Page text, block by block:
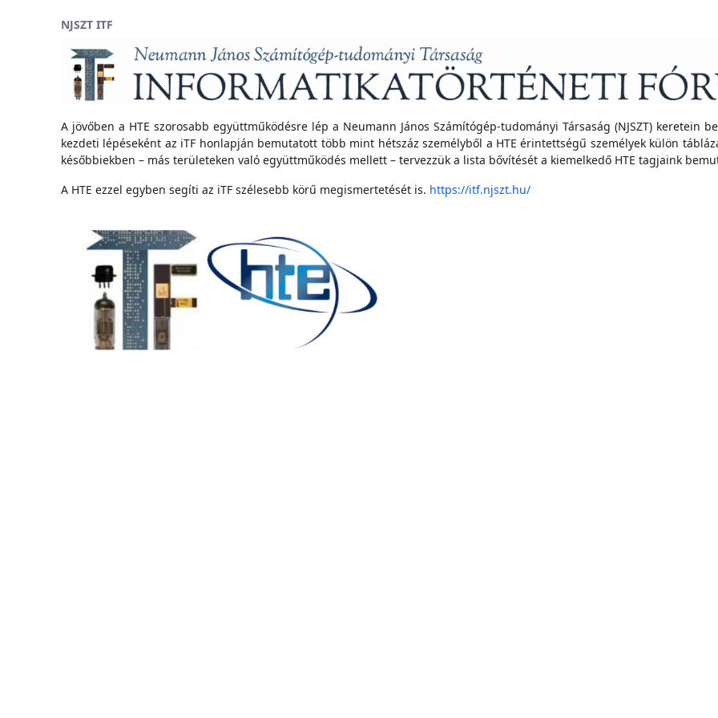
NJSZT ITF
A jövőben a HTE szorosabb együttműködésre lép a Neumann János Számítógép-tudományi Társaság (NJSZT) keretein
kezdeti lépéseként az iTF honlapján bemutatott több mint hétszáz személyből a HTE érintettségű személyek külön
későbbiekben – más területeken való együttműködés mellett – tervezzük a lista bővítését a kiemelkedő HTE tagjaink
A HTE ezzel egyben segíti az iTF szélesebb körű megismertetését is. https://itf.njszt.hu/